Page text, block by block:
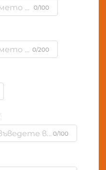
0/100
0/200
0/100